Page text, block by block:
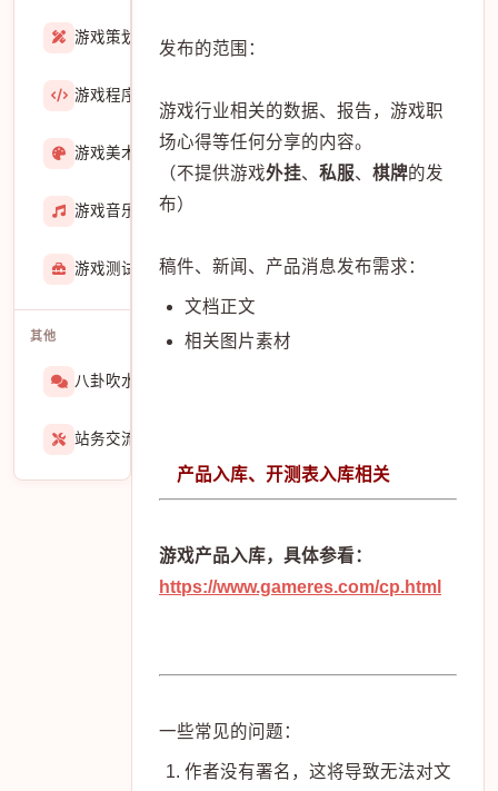
游戏策划 27557
游戏程序
游戏美术 3601
游戏音乐
游戏测试与GM274
其他
八卦吹水
站务交流
发布的范围：
游戏行业相关的数据、报告，游戏职
场心得等任何分享的内容。
（不提供游戏外挂、 私服、 棋牌的发
布）
稿件、新闻、产品消息发布需求：
文档正文
相关图片素材
产品入库、开测表入库相关
游戏产品入库，具体参看：
https://www.gameres.com/cp.html
一些常见的问题：
作者没有署名，这将导致无法对文